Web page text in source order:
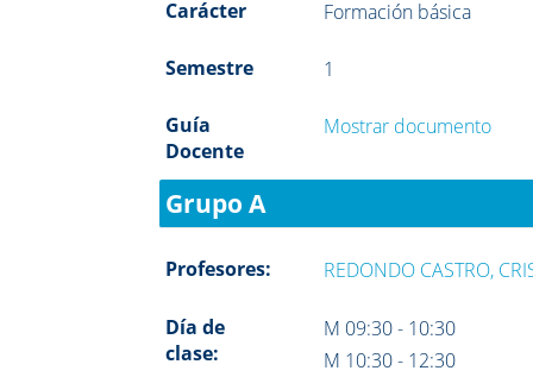
Carácter Formación básica
Semestre 1
Guía
Docente
Mostrar documento
Grupo A
Profesores: REDONDO CASTRO,
Día de
clase:
M 09:30 - 10:30
M 10:30 - 12:30